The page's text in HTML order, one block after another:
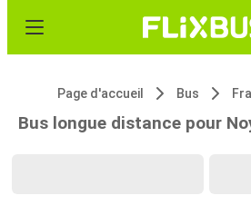
Page d'accueil Bus
Bus longue distance pour